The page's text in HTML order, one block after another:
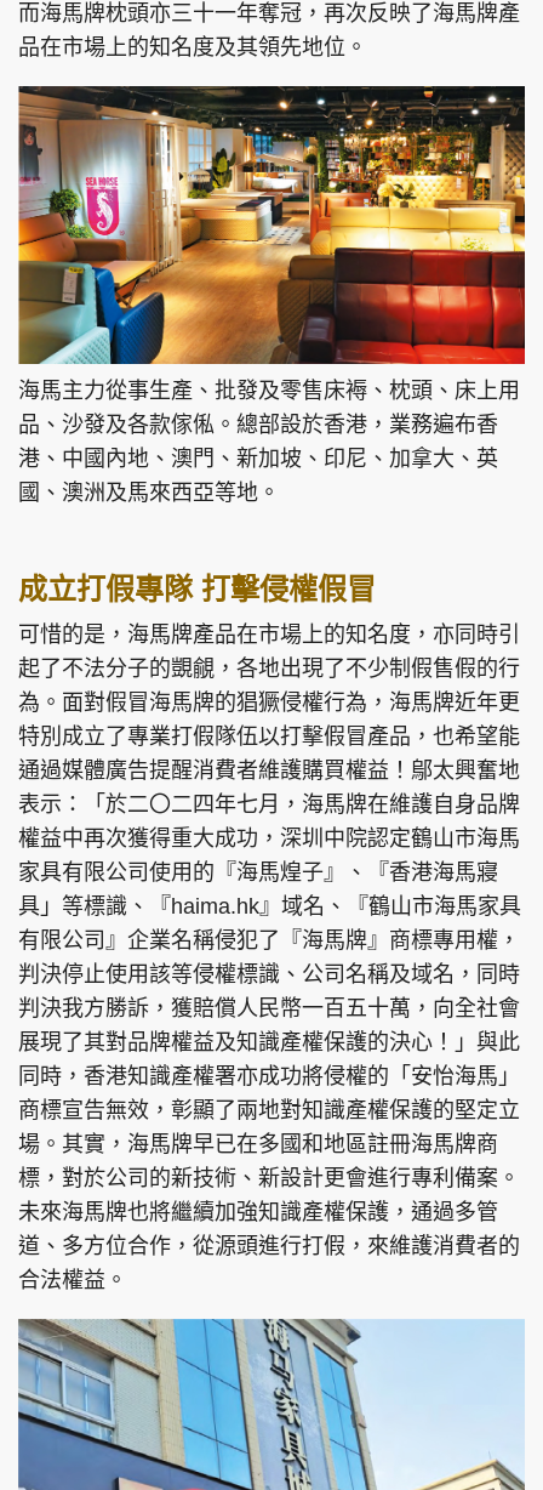
而海馬牌枕頭亦三十一年奪冠，再次反映了海馬牌產
品在市場上的知名度及其領先地位。
海馬主力從事生產、批發及零售床褥、枕頭、床上用
品、沙發及各款傢俬。總部設於香港，業務遍布香
港、中國內地、澳門、新加坡、印尼、加拿大、英
國、澳洲及馬來西亞等地。
成立打假專隊 打擊侵權假冒
可惜的是，海馬牌產品在市場上的知名度，亦同時引
起了不法分子的覬覦，各地出現了不少制假售假的行
為。面對假冒海馬牌的猖獗侵權行為，海馬牌近年更
特別成立了專業打假隊伍以打擊假冒產品，也希望能
通過媒體廣告提醒消費者維護購買權益！鄔太興奮地
表示：「於二〇二四年七月，海馬牌在維護自身品牌
權益中再次獲得重大成功，深圳中院認定鶴山市海馬
家具有限公司使用的『海馬煌子』、『香港海馬寢
具」等標識、『haima.hk』域名、『鶴山市海馬家具
有限公司』企業名稱侵犯了『海馬牌』商標專用權，
判決停止使用該等侵權標識、公司名稱及域名，同時
判決我方勝訴，獲賠償人民幣一百五十萬，向全社會
展現了其對品牌權益及知識產權保護的決心！」與此
同時，香港知識產權署亦成功將侵權的「安怡海馬」
商標宣告無效，彰顯了兩地對知識產權保護的堅定立
場。其實，海馬牌早已在多國和地區註冊海馬牌商
標，對於公司的新技術、新設計更會進行專利備案。
未來海馬牌也將繼續加強知識產權保護，通過多管
道、多方位合作，從源頭進行打假，來維護消費者的
合法權益。